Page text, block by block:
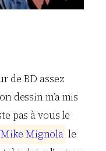
de BD assez
dessin m’a mis
pas à vous le
Mike Mignola le